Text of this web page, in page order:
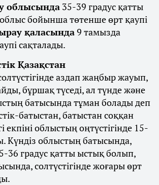
облысында 35-39 градус қатты
бойынша төтенше өрт қаупі
қаласында9 тамызда
сақталады.
Қазақстан
аздап жаңбыр жауып,
бұршақ түседі, ал түнде және
батысында тұман болады деп
батыстан, батыстан соққан
екпіні облыстың оңтүстігінде 15-
Күндіз облыстың батысында,
36 градус қатты ыстық болып,
солтүстігінде жоғары өрт